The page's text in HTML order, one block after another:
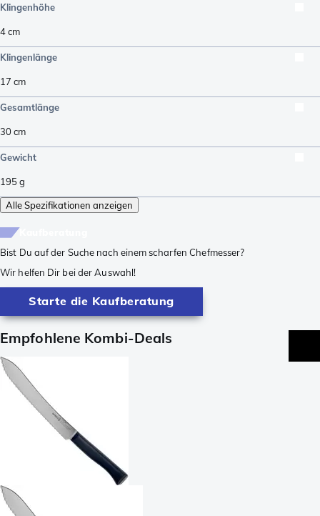
Klingenhöhe
4cm
Klingenlänge
17 cm
Gesamtlänge
30cm
Gewicht
195g
Alle Spezifikationen anzeigen
Bist Du auf der Suche nach einem scharfen Chefmesser?
Wir helfen Dir bei der Auswahl!
Starte die Kaufberatung
Empfohlene Kombi-Deals